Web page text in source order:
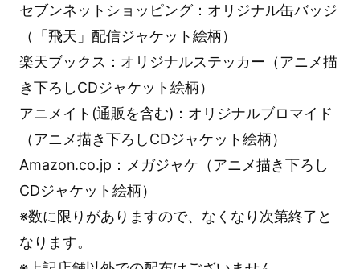
セブンネットショッピング：オリジナル缶バッジ
（「飛天」配信ジャケット絵柄）
楽天ブックス：オリジナルステッカー（アニメ描
き下ろしCDジャケット絵柄）
アニメイト(通販を含む)：オリジナルブロマイド
（アニメ描き下ろしCDジャケット絵柄）
Amazon.co.jp：メガジャケ（アニメ描き下ろし
CDジャケット絵柄）
※数に限りがありますので、なくなり次第終了と
なります。